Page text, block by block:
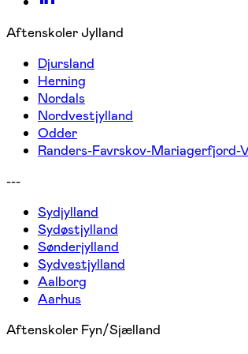
Aftenskoler Jylland
Djursland
Herning
Nordals
Nordvestjylland
Odder
Randers-Favrskov-Mariagerfjord-
---
Sydjylland
Sydøstjylland
Sønderjylland
Sydvestjylland
Aalborg
Aarhus
Aftenskoler Fyn/Sjælland